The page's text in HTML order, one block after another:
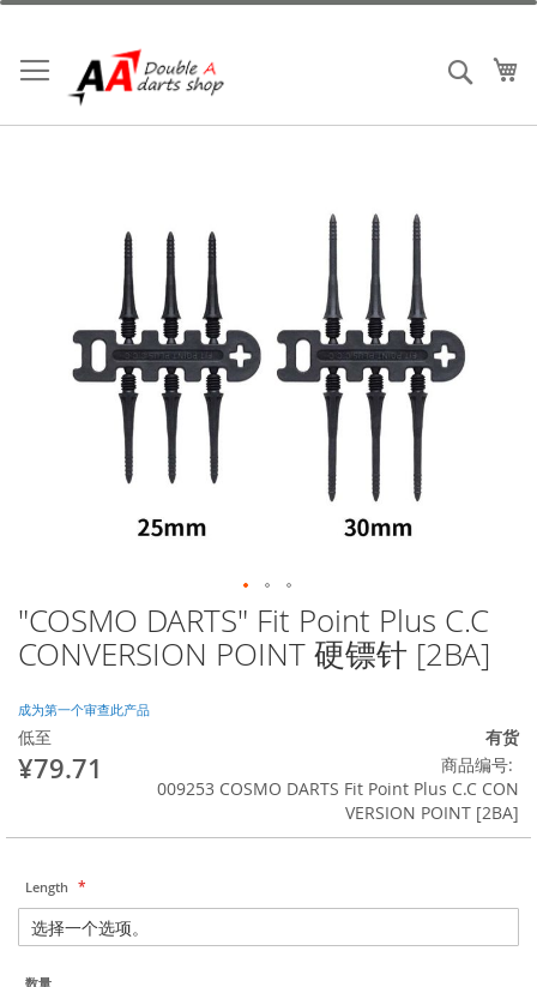
跳
内
容
搜索
"COSMO DARTS" Fit Point Plus C.C
CONVERSION POINT 硬镖针 [2BA]
成为第一个审查此产品
低至
¥79.71
有货
商品编号
009253 COSMO DARTS Fit Point Plus C.C CON
VERSION POINT [2BA]
Length
跳
转
到
像
库
的
开